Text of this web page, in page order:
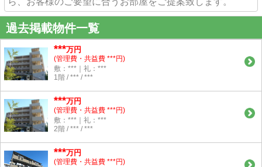
過去掲載物件一覧
***万円
(管理費・共益費 ***円)
敷：***｜礼：***
1階 / *** / ***
***万円
(管理費・共益費 ***円)
敷：***｜礼：***
2階 / *** / ***
***万円
(管理費・共益費 ***円)